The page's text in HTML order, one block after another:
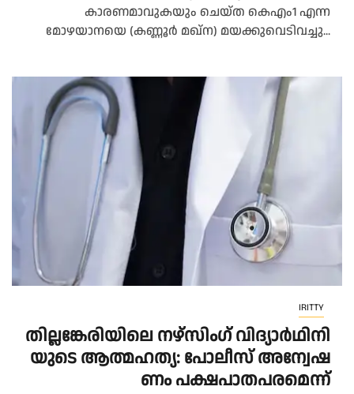
കാരണമാവുകയും ചെയ്ത കെഎം1 എന്ന
മോഴയാനയെ (കണ്ണൂർ മഖ്ന) മയക്കുവെടിവച്ചു...
IRITTY
തി​ല്ല​ങ്കേ​രി​യി​ലെ ന​ഴ്‌​സിം​ഗ് വി​ദ്യാ​ർ​ഥി​നി​
യു​ടെ ആ​ത്മ​ഹ​ത്യ: പോ​ലീ​സ് അ​ന്വേ​ഷ​
ണം പ​ക്ഷ​പാ​ത​പ​ര​മെ​ന്ന്